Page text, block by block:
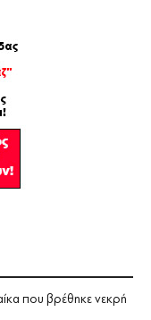
που βρέθηκε νεκρή